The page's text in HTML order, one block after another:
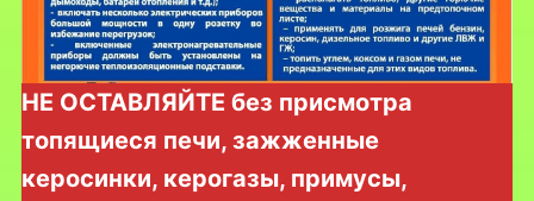
НЕ ОСТАВЛЯЙТЕ без присмотра
топящиеся печи, зажженные
керосинки, керогазы, примусы,